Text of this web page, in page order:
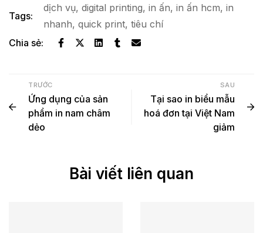
Tags:
dịch vụ, digital printing, in ấn, in ấn hcm, in
nhanh, quick print, tiêu chí
Chia sẻ:
TRƯỚC
Ứng dụng của sản
phẩm in nam châm
dẻo
SAU
Tại sao in biểu mẫu
hoá đơn tại Việt Nam
giảm
Bài viết liên quan